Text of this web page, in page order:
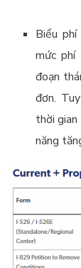
Biểu
mức phí
đoạn
đơn.
thời
năng